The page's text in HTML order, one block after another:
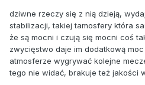
dziwne rzeczy się z nią dzieją,
stabilizacji, takiej tamosfery która
że są mocni i czują się mocni coś
zwycięstwo daje im dodatkową
atmosferze wygrywać kolejne
tego nie widać, brakuje też jakości